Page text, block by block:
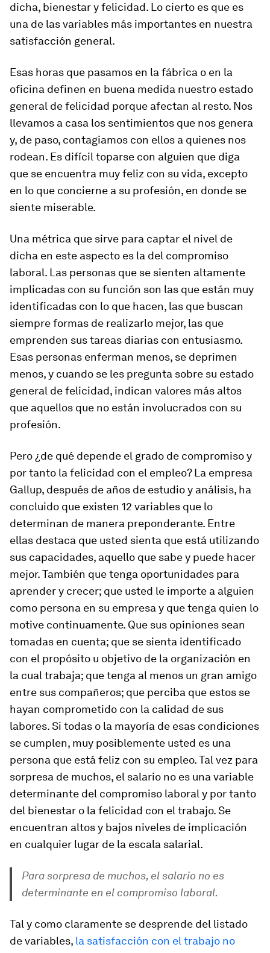
dicha, bienestar y felicidad. Lo cierto es que es
una de las variables más importantes en nuestra
satisfacción general.
Esas horas que pasamos en la fábrica o en la
oficina definen en buena medida nuestro estado
general de felicidad porque afectan al resto. Nos
llevamos a casa los sentimientos que nos genera
y, de paso, contagiamos con ellos a quienes nos
rodean. Es difícil toparse con alguien que diga
que se encuentra muy feliz con su vida, excepto
en lo que concierne a su profesión, en donde se
siente miserable.
Una métrica que sirve para captar el nivel de
dicha en este aspecto es la del compromiso
laboral. Las personas que se sienten altamente
implicadas con su función son las que están muy
identificadas con lo que hacen, las que buscan
siempre formas de realizarlo mejor, las que
emprenden sus tareas diarias con entusiasmo.
Esas personas enferman menos, se deprimen
menos, y cuando se les pregunta sobre su estado
general de felicidad, indican valores más altos
que aquellos que no están involucrados con su
profesión.
Pero ¿de qué depende el grado de compromiso y
por tanto la felicidad con el empleo? La empresa
Gallup, después de años de estudio y análisis, ha
concluido que existen 12 variables que lo
determinan de manera preponderante. Entre
ellas destaca que usted sienta que está utilizando
sus capacidades, aquello que sabe y puede hacer
mejor. También que tenga oportunidades para
aprender y crecer; que usted le importe a alguien
como persona en su empresa y que tenga quien lo
motive continuamente. Que sus opiniones sean
tomadas en cuenta; que se sienta identificado
con el propósito u objetivo de la organización en
la cual trabaja; que tenga al menos un gran amigo
entre sus compañeros; que perciba que estos se
hayan comprometido con la calidad de sus
labores. Si todas o la mayoría de esas condiciones
se cumplen, muy posiblemente usted es una
persona que está feliz con su empleo. Tal vez para
sorpresa de muchos, el salario no es una variable
determinante del compromiso laboral y por tanto
del bienestar o la felicidad con el trabajo. Se
encuentran altos y bajos niveles de implicación
en cualquier lugar de la escala salarial.
Para sorpresa de muchos, el salario no es
determinante en el compromiso laboral.
Tal y como claramente se desprende del listado
de variables, la satisfacción con el trabajo no